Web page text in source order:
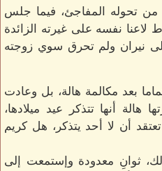
تحوله المفاجئ، فيما جلس
لاعنا نفسه على غيرته الزائدة
إلى نيران ولم تحرق سوي زوجته
بعد مكالمة هالة، بل وعادت
هالة أنها تتذكر عيد ميلادها،
أن لا أحد يتذكر، هل كريم
ثوانِ معدودة وإستمعت إلى